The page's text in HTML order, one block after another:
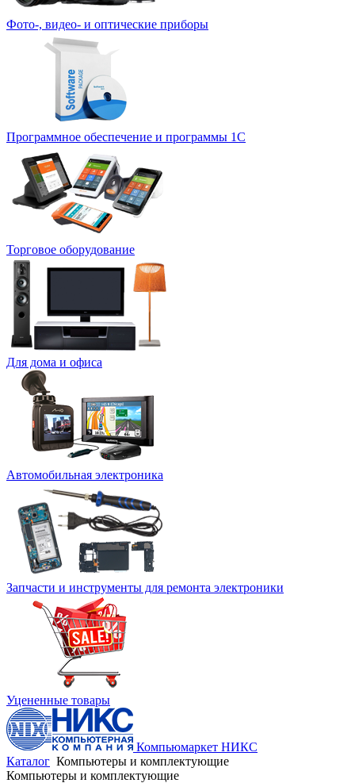
Фото-, видео- и оптические приборы
Программное обеспечение и программы 1С
Торговое оборудование
Для дома и офиса
Автомобильная электроника
Запчасти и инструменты для ремонта электроники
Уцененные товары
Компьюмаркет НИКС
Каталог Компьютеры и комплектующие
Компьютеры и комплектующие